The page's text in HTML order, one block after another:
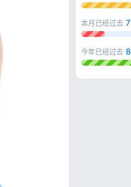
本月已经过去 7
今年已经过去 8